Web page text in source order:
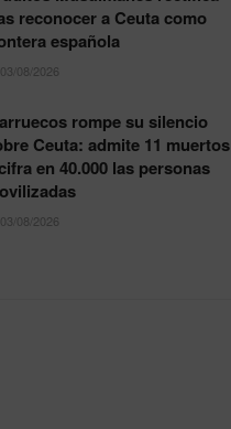
reconocer a Ceuta como
española
03/08/2026
rompe su silencio
Ceuta: admite 11 muertos
en 40.000 las personas
03/08/2026